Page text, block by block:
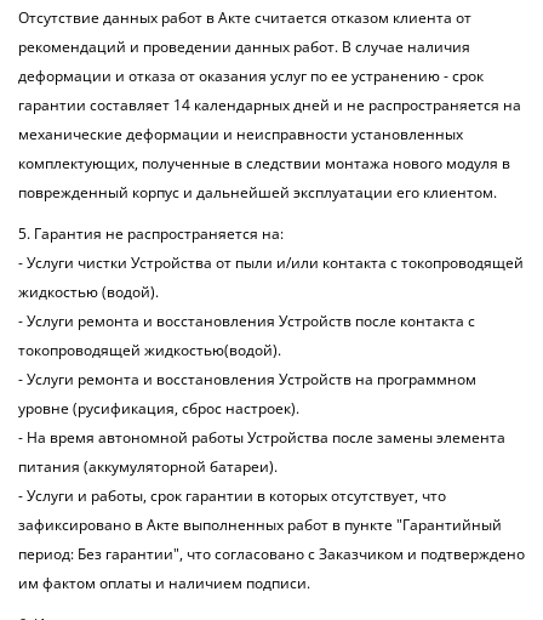
Отсутствие данных работ в Акте считается отказом клиента от
рекомендаций и проведении данных работ. В случае наличия
деформации и отказа от оказания услуг по ее устранению - срок
гарантии составляет 14 календарных дней и не распространяется на
механические деформации и неисправности установленных
комплектующих, полученные в следствии монтажа нового модуля в
поврежденный корпус и дальнейшей эксплуатации его клиентом.
5. Гарантия не распространяется на:
- Услуги чистки Устройства от пыли и/или контакта с токопроводящей
жидкостью (водой).
- Услуги ремонта и восстановления Устройств после контакта с
токопроводящей жидкостью(водой).
- Услуги ремонта и восстановления Устройств на программном
уровне (русификация, сброс настроек).
- На время автономной работы Устройства после замены элемента
питания (аккумуляторной батареи).
- Услуги и работы, срок гарантии в которых отсутствует, что
зафиксировано в Акте выполненных работ в пункте "Гарантийный
период: Без гарантии", что согласовано с Заказчиком и подтверждено
им фактом оплаты и наличием подписи.